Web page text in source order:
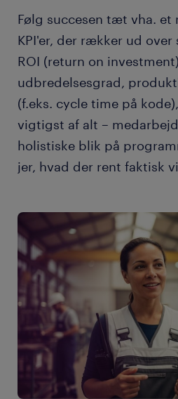
Følg succesen tæt vha. et
KPI'er, der rækker ud
ROI (return on
udbredelsesgrad,
(f.eks. cycle time på
vigtigst af alt –
holistiske blik på
jer, hvad der rent faktisk